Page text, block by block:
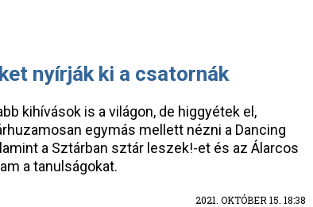
nyírják ki a csatornák
kihívások is a világon, de higgyétek el,
egymás mellett nézni a Dancing
a Sztárban sztár leszek!-et és az Álarcos
a tanulságokat.
2021. OKTÓBER 15. 18:38